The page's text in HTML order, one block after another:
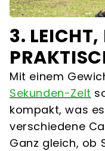
3.
Mit einem
Sekunden-Zelt
kompakt, was
verschiedene
Ganz gleich, ob